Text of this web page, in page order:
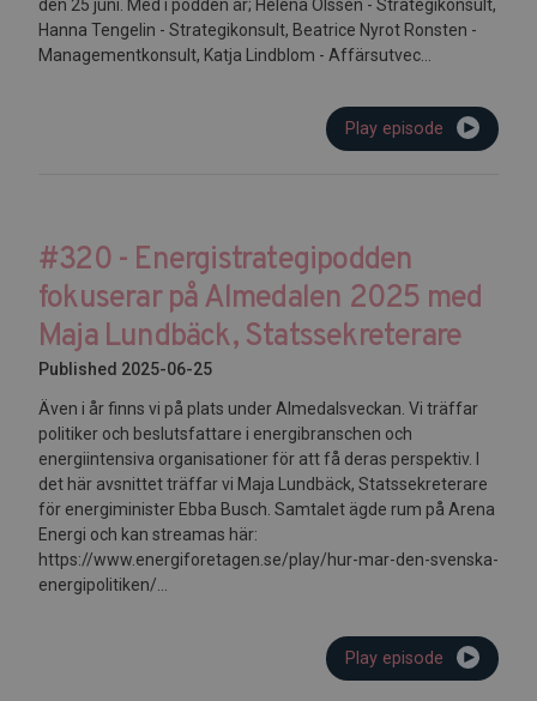
den 25 juni. Med i podden är; Helena Olssén - Strategikonsult,
Hanna Tengelin - Strategikonsult, Beatrice Nyrot Ronsten -
Managementkonsult, Katja Lindblom - Affärsutvec...
Play episode
#320 - Energistrategipodden
fokuserar på Almedalen 2025 med
Maja Lundbäck, Statssekreterare
Published 2025-06-25
Även i år finns vi på plats under Almedalsveckan. Vi träffar
politiker och beslutsfattare i energibranschen och
energiintensiva organisationer för att få deras perspektiv. I
det här avsnittet träffar vi Maja Lundbäck, Statssekreterare
för energiminister Ebba Busch. Samtalet ägde rum på Arena
Energi och kan streamas här:
https://www.energiforetagen.se/play/hur-mar-den-svenska-
energipolitiken/...
Play episode